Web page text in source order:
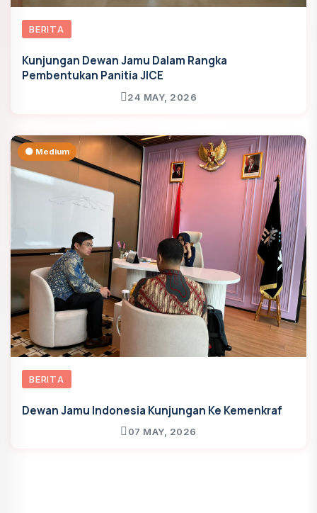
BERITA
Kunjungan Dewan Jamu Dalam Rangka
Pembentukan Panitia JICE
24 MAY, 2026
🟠 Medium
BERITA
Dewan Jamu Indonesia Kunjungan Ke Kemenkraf
07 MAY, 2026